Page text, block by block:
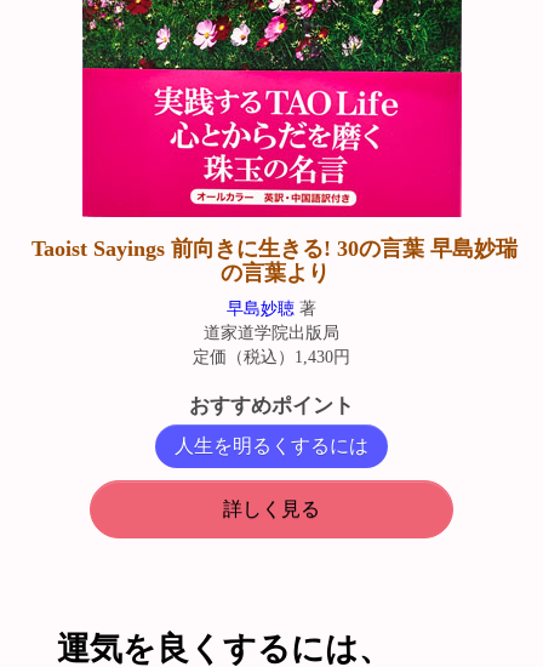
Taoist Sayings 前向きに生きる! 30の言葉 早島妙瑞
の言葉より
早島妙聴 著
道家道学院出版局
定価（税込）1,430円
おすすめポイント
人生を明るくするには
詳しく見る
運気を良くするには、